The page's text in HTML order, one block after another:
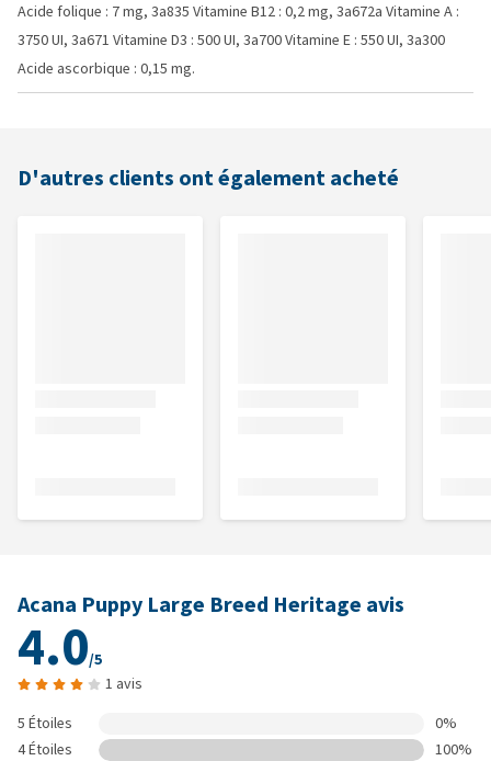
Acide folique : 7 mg, 3a835 Vitamine B12 : 0,2 mg, 3a672a Vitamine A :
3750 UI, 3a671 Vitamine D3 : 500 UI, 3a700 Vitamine E : 550 UI, 3a300
Acide ascorbique : 0,15 mg.
D'autres clients ont également acheté
Acana Puppy Large Breed Heritage avis
4.0/5
1 avis
5 Étoiles
0%
4 Étoiles
100%